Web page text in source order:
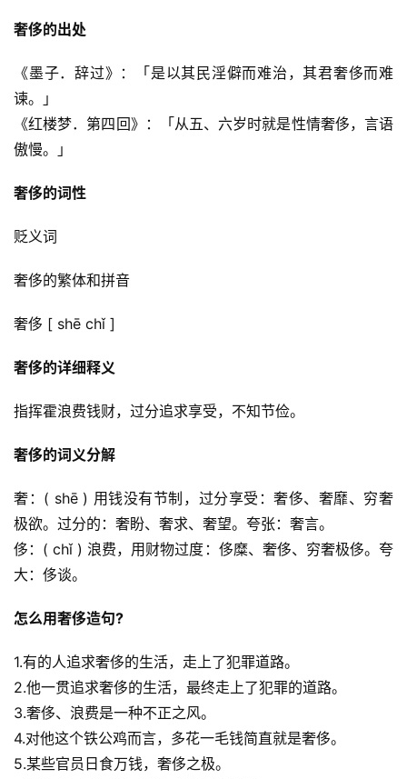
奢侈的出处
《墨子．辞过》：「是以其民淫僻而难治，其君奢侈而难
谏。」
《红楼梦．第四回》：「从五、六岁时就是性情奢侈，言语
傲慢。」
奢侈的词性
贬义词
奢侈的繁体和拼音
奢侈 [ shē chǐ ]
奢侈的详细释义
指挥霍浪费钱财，过分追求享受，不知节俭。
奢侈的词义分解
奢：( shē ) 用钱没有节制，过分享受：奢侈、奢靡、穷奢
极欲。过分的：奢盼、奢求、奢望。夸张：奢言。
侈：( chǐ ) 浪费，用财物过度：侈糜、奢侈、穷奢极侈。夸
大：侈谈。
怎么用奢侈造句?
1.有的人追求奢侈的生活，走上了犯罪道路。
2.他一贯追求奢侈的生活，最终走上了犯罪的道路。
3.奢侈、浪费是一种不正之风。
4.对他这个铁公鸡而言，多花一毛钱简直就是奢侈。
5.某些官员日食万钱，奢侈之极。